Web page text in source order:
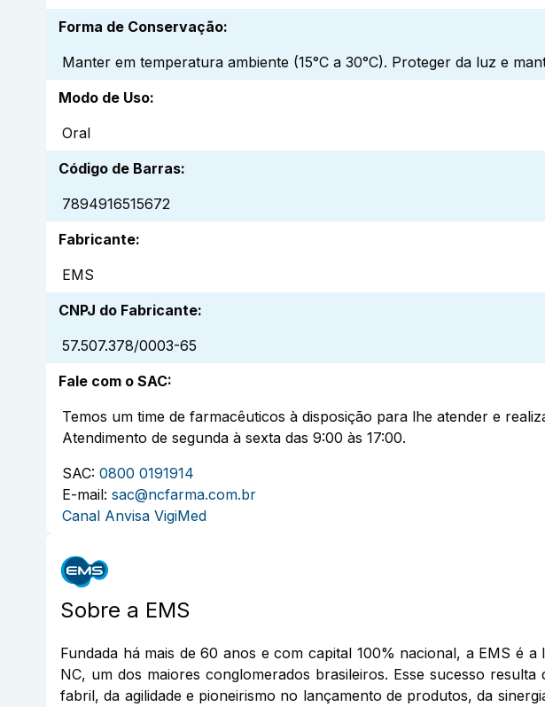
Forma de Conservação:
Manter em temperatura ambiente (15°C a 30°C). Proteger da luz e
Modo de Uso:
Oral
Código de Barras:
7894916515672
Fabricante:
EMS
CNPJ do Fabricante:
57.507.378/0003-65
Fale com o SAC:
Temos um time de farmacêuticos à disposição para lhe atender e
Atendimento de segunda à sexta das 9:00 às 17:00.
SAC: 0800 0191914
E-mail: sac@ncfarma.com.br
Canal Anvisa VigiMed
Sobre a EMS
Fundada há mais de 60 anos e com capital 100% nacional, a EMS é
NC, um dos maiores conglomerados brasileiros. Esse sucesso
fabril, da agilidade e pioneirismo no lançamento de produtos, da